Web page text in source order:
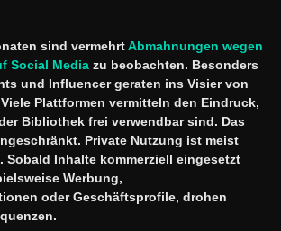
sind vermehrtAbmahnungen wegen
Social Media zu beobachten. Besonders
und Influencer geraten ins Visier von
Plattformen vermitteln den Eindruck,
Bibliothek frei verwendbar sind. Das
Private Nutzung ist meist
Sobald Inhalte kommerziell eingesetzt
Werbung,
oder Geschäftsprofile, drohen